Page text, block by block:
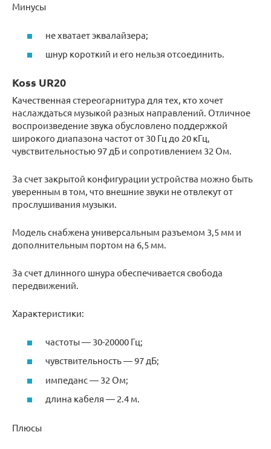
Минусы
не хватает эквалайзера;
шнур короткий и его нельзя отсоединить.
Koss UR20
Качественная стереогарнитура для тех, кто хочет
наслаждаться музыкой разных направлений. Отличное
воспроизведение звука обусловлено поддержкой
широкого диапазона частот от 30 Гц до 20 кГц,
чувствительностью 97 дБ и сопротивлением 32 Ом.
За счет закрытой конфигурации устройства можно быть
уверенным в том, что внешние звуки не отвлекут от
прослушивания музыки.
Модель снабжена универсальным разъемом 3,5 мм и
дополнительным портом на 6,5 мм.
За счет длинного шнура обеспечивается свобода
передвижений.
Характеристики:
частоты — 30-20000 Гц;
чувствительность — 97 дБ;
импеданс — 32 Ом;
длина кабеля — 2.4 м.
Плюсы